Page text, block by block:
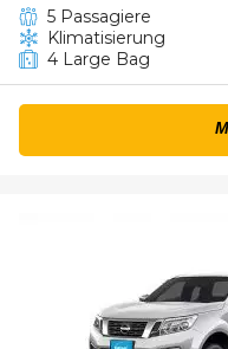
5 Passagiere
Klimatisierung
4 Large Bag